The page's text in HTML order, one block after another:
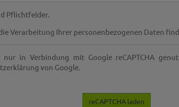
Pflichtfelder.
Verarbeitung Ihrer personenbezogenen Daten
in Verbindung mit Google reCAPTCHA
von Google.